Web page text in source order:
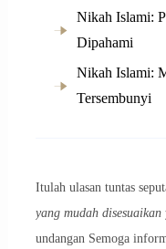
Nikah Islami:
Dipahami
Nikah Islami:
Tersembunyi
Itulah ulasan tuntas
yang mudah disesuaikan
undangan Semoga